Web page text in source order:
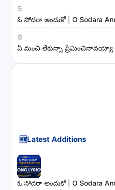
5
ఓ సోదరా అందుకో | O Sodara
6
ఏ మంచి లేకున్నా ప్రేమించినావయ్యా |
🆕Latest Additions
ఓ సోదరా అందుకో | O Sodara